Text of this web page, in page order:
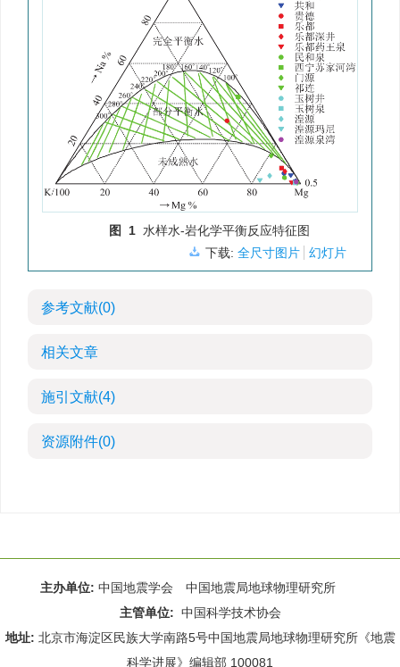
图 1 水样水-岩化学平衡反应特征图
下载: 全尺寸图片 幻灯片
参考文献(0)
相关文章
施引文献(4)
资源附件(0)
主办单位: 中国地震学会 中国地震局地球物理研究所
主管单位: 中国科学技术协会
地址: 北京市海淀区民族大学南路5号中国地震局地球物理研究所《地震
科学进展》编辑部 100081